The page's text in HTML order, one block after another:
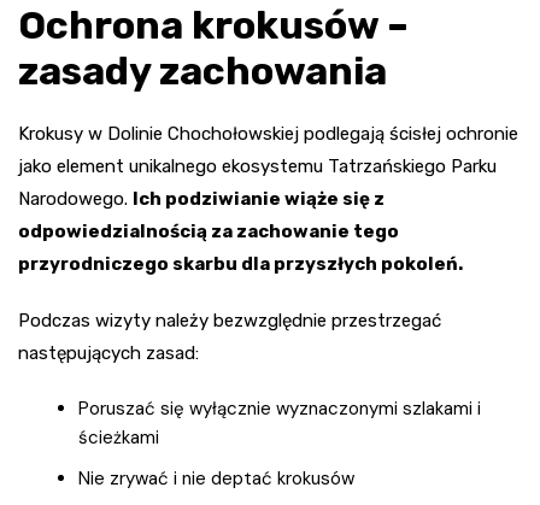
Ochrona krokusów –
zasady zachowania
Krokusy w Dolinie Chochołowskiej podlegają ścisłej ochronie
jako element unikalnego ekosystemu Tatrzańskiego Parku
Narodowego. Ich podziwianie wiąże się z
odpowiedzialnością za zachowanie tego
przyrodniczego skarbu dla przyszłych pokoleń.
Podczas wizyty należy bezwzględnie przestrzegać
następujących zasad:
Poruszać się wyłącznie wyznaczonymi szlakami i
ścieżkami
Nie zrywać i nie deptać krokusów